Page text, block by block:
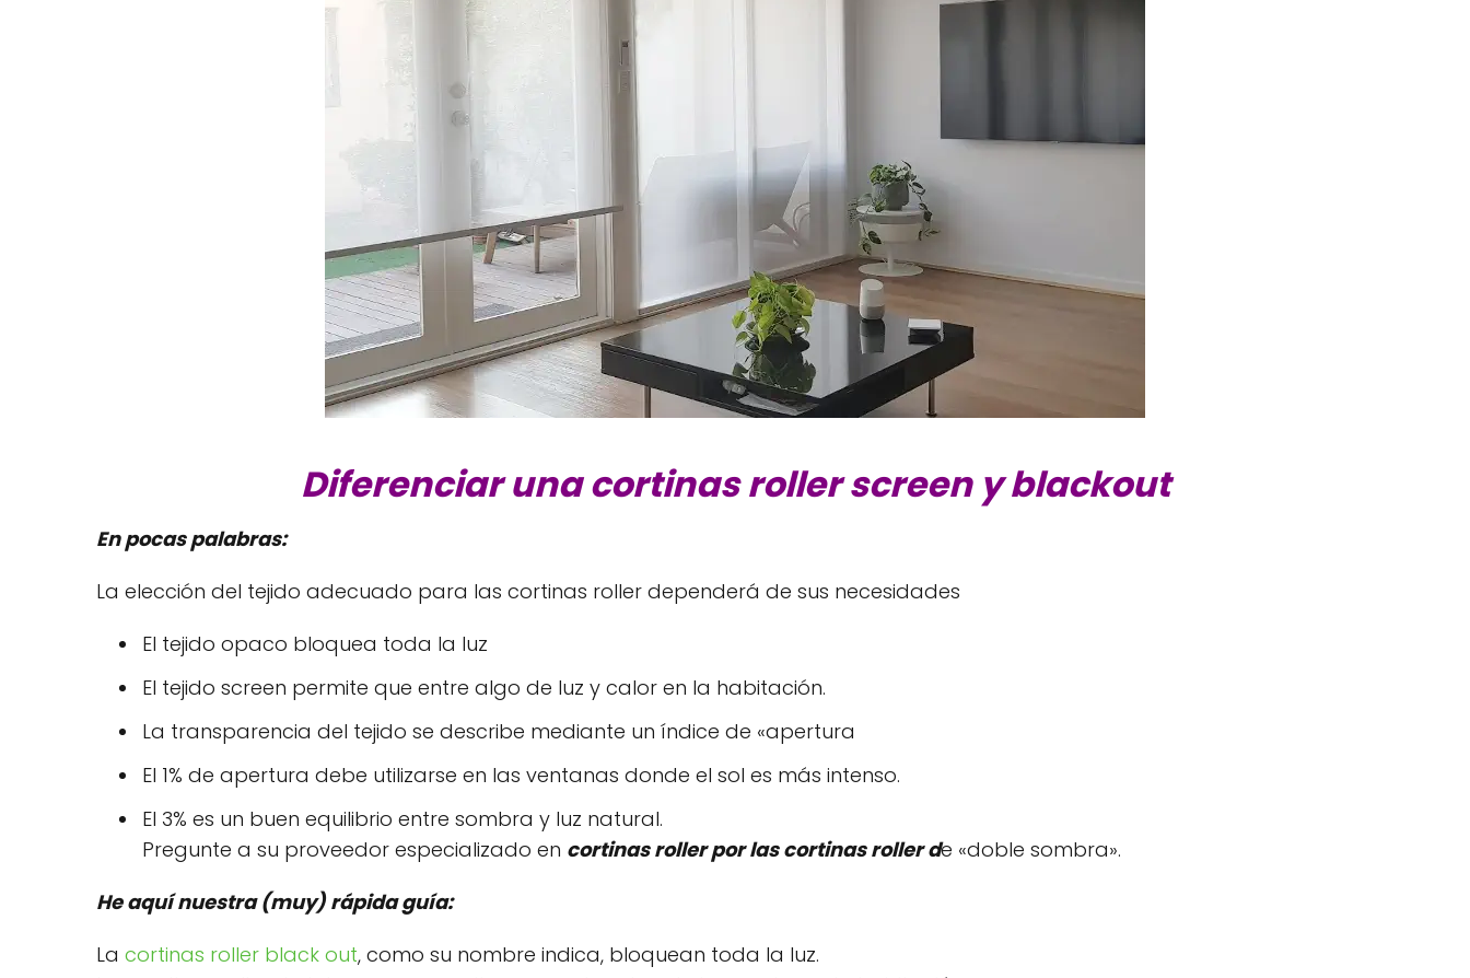
Diferenciar una cortinas roller screen y blackout
En pocas palabras:
La elección del tejido adecuado para las cortinas roller dependerá de sus necesidades
El tejido opaco bloquea toda la luz
El tejido screen permite que entre algo de luz y calor en la habitación.
La transparencia del tejido se describe mediante un índice de «apertura
El 1% de apertura debe utilizarse en las ventanas donde el sol es más intenso.
El 3% es un buen equilibrio entre sombra y luz natural.
Pregunte a su proveedor especializado en cortinas roller por las cortinas roller de «doble sombra».
He aquí nuestra (muy) rápida guía:
La cortinas roller black out, como su nombre indica, bloquean toda la luz.